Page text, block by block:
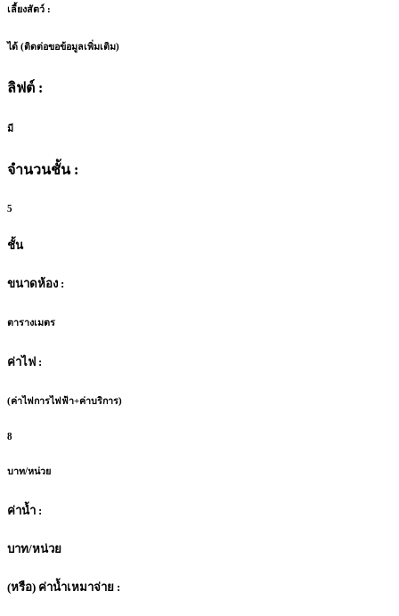
เลี้ยงสัตว์ :
ได้ (ติดต่อขอข้อมูลเพิ่มเติม)
ลิฟต์ :
มี
จำนวนชั้น :
5
ชั้น
ขนาดห้อง :
ตารางเมตร
ค่าไฟ :
(ค่าไฟการไฟฟ้า+ค่าบริการ)
8
บาท/หน่วย
ค่าน้ำ :
บาท/หน่วย
(หรือ) ค่าน้ำเหมาจ่าย :